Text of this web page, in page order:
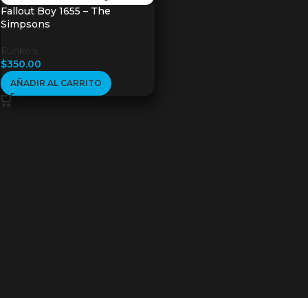
Fallout Boy 1655 – The
Simpsons
Funko's
$350.00
AÑADIR AL CARRITO